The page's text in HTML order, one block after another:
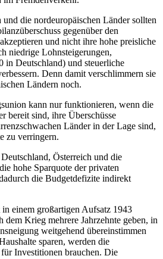
die nordeuropäischen Länder sollten
gegenüber den
und nicht ihre hohe preisliche
niedrige Lohnsteigerungen,
in Deutschland) und steuerliche
Denn damit verschlimmern sie
Ländern noch.
kann nur funktionieren, wenn die
bereit sind, ihre Überschüsse
Länder in der Lage sind,
zu verringern.
Österreich und die
hohe Sparquote der privaten
die Budgetdefizite indirekt
einem großartigen Aufsatz 1943
dem Krieg mehrere Jahrzehnte geben, in
weitgehend übereinstimmen
sparen, werden die
Investitionen brauchen. Die